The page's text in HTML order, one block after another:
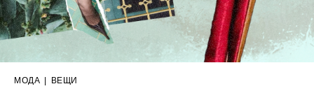
МОДА ВЕЩИ